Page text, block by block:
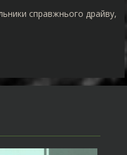
справжнього драйву,